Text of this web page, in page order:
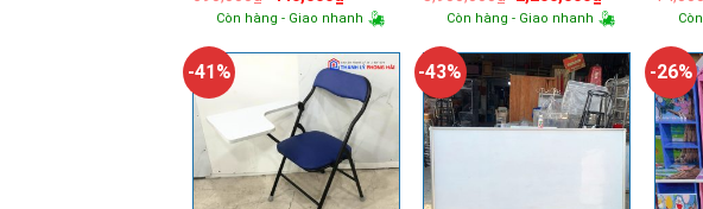
gốc
là:
hiện
tại
440,000₫.
Còn hàng - Giao nhanh
gốc
là:
hiện
tại
2,200,000₫.
Còn hàng - Giao nhanh
-41% -43% -26%